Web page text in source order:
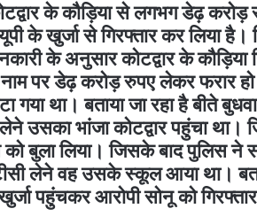
के कौड़िया से लगभग डेढ़
के खुर्जा से गिरफ्तार कर लिया
के अनुसार कोटद्वार के
पर डेढ़ करोड़ रुपए लेकर फरार हो
गया था। बताया जा रहा है बीते
उसका भांजा कोटद्वार पहुंचा
बुला लिया। जिसके बाद पुलिस ने
लेने वह उसके स्कूल आया था।
पहुंचकर आरोपी सोनू को